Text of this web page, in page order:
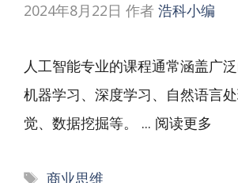
2024年8月22日 作者 浩科小编
人工智能专业的课程通常涵盖广
机器学习、深度学习、自然语言
觉、数据挖掘等。 ... 阅读更多
标
商业思维